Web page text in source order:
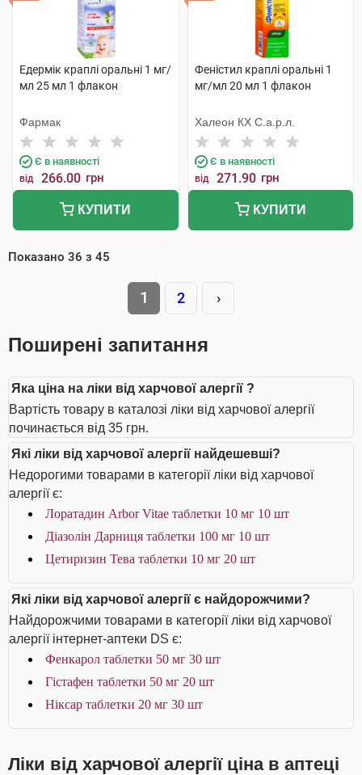
Едермік краплі оральні 1 мг/
мл 25 мл 1 флакон
Фармак
Є в наявності
від 266.00 грн
КУПИТИ
Феністил краплі оральні 1
мг/мл 20 мл 1 флакон
Халеон КХ С.а.р.л.
Є в наявності
від 271.90 грн
КУПИТИ
Показано 36 з 45
1 2 ›
Поширені запитання
Яка ціна на ліки від харчової алергії ?
Вартість товару в каталозі ліки від харчової алергії
починається від 35 грн.
Які ліки від харчової алергії найдешевші?
Недорогими товарами в категорії ліки від харчової
алергії є:
Лоратадин Arbor Vitae таблетки 10 мг 10 шт
Діазолін Дарниця таблетки 100 мг 10 шт
Цетиризин Тева таблетки 10 мг 20 шт
Які ліки від харчової алергії є найдорожчими?
Найдорожчими товарами в категорії ліки від харчової
алергії інтернет-аптеки DS є:
Фенкарол таблетки 50 мг 30 шт
Гістафен таблетки 50 мг 20 шт
Ніксар таблетки 20 мг 30 шт
Ліки від харчової алергії ціна в аптеці